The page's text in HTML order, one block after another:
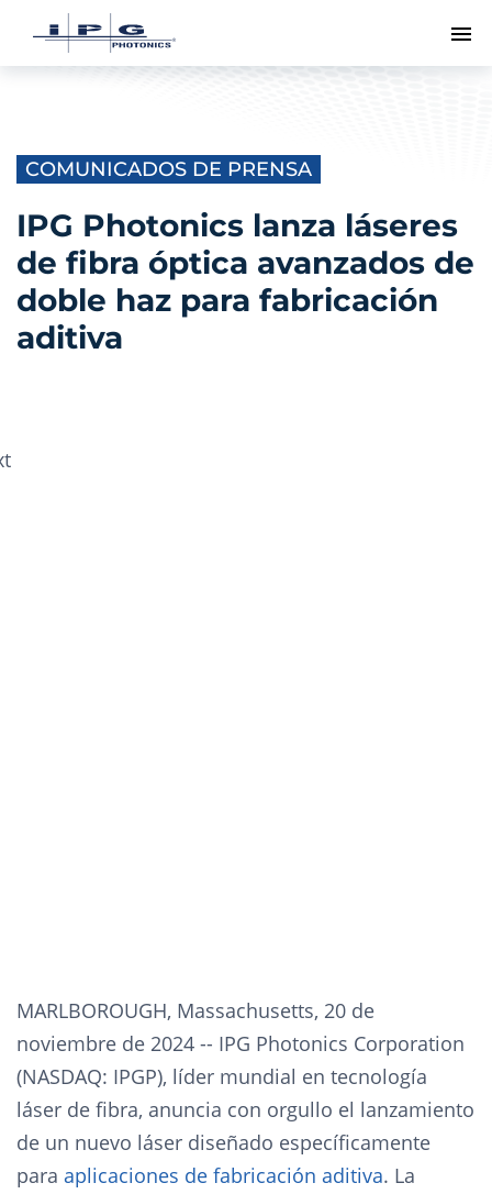
COMUNICADOS DE PRENSA
IPG Photonics lanza láseres
de fibra óptica avanzados de
doble haz para fabricación
aditiva
MARLBOROUGH, Massachusetts, 20 de
noviembre de 2024 -- IPG Photonics Corporation
(NASDAQ: IPGP), líder mundial en tecnología
láser de fibra, anuncia con orgullo el lanzamiento
de un nuevo láser diseñado específicamente
para aplicaciones de fabricación aditiva. La